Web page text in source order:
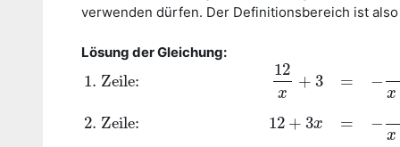
verwenden dürfen. Der Definitionsbereich ist also
Lösung der Gleichung:
1. Zeile:
2. Zeile:
12
x
+ 3
12 + 3x
=
=
−
x
−
x